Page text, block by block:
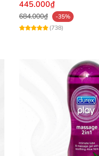
445.000₫
684.000₫
-35%
(738)